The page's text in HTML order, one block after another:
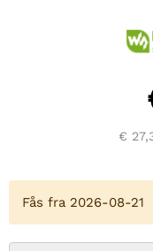
€
Fås fra 2026-08-21